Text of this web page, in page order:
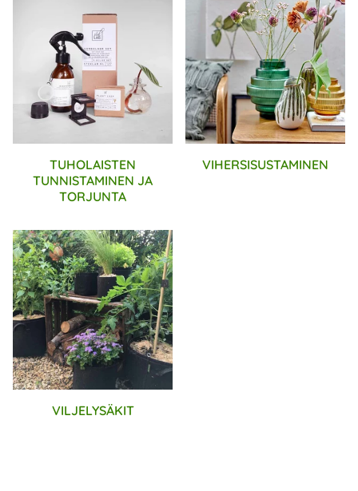
TUHOLAISTEN
TUNNISTAMINEN JA
TORJUNTA
VIHERSISUSTAMINEN
VILJELYSÄKIT